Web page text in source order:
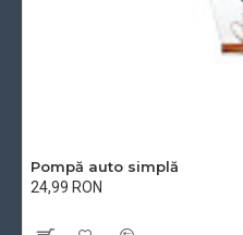
Pompă auto simplă
24,99 RON